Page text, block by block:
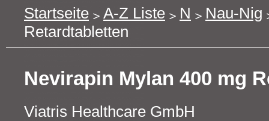
Startseite A-Z Liste N
Nau-Nig
Retardtabletten
Nevirapin Mylan 400 mg
Viatris Healthcare GmbH